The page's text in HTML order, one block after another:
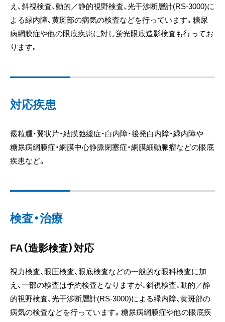
え、斜視検査、動的／静的視野検査、光干渉断層計(RS-3000)に
よる緑内障、黄斑部の病気の検査などを行っています。糖尿
病網膜症や他の眼底疾患に対し蛍光眼底造影検査も行ってお
ります。
対応疾患
霰粒腫・翼状片・結膜弛緩症・白内障・後発白内障・緑内障や
糖尿病網膜症・網膜中心静脈閉塞症・網膜細動脈瘤などの眼底
疾患など。
検査・治療
FA（造影検査）対応
視力検査、眼圧検査、眼底検査などの一般的な眼科検査に加
え、一部の検査は予約検査となりますが、斜視検査、動的／静
的視野検査、光干渉断層計(RS-3000)による緑内障、黄斑部の
病気の検査などを行っています。糖尿病網膜症や他の眼底疾